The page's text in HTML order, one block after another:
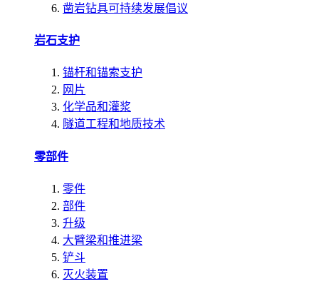
凿岩钻具可持续发展倡议
岩石支护
锚杆和锚索支护
网片
化学品和灌浆
隧道工程和地质技术
零部件
零件
部件
升级
大臂梁和推进梁
铲斗
灭火装置